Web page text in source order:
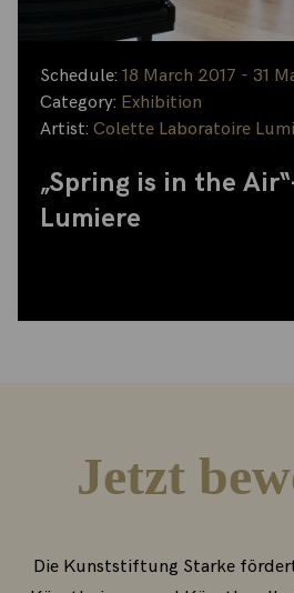
Schedule: 18 March 2017 - 31
Category: Exhibition
Artist: Colette Laboratoire
„Spring is in the
Lumiere
Jetzt
Die Kunststiftung Starke